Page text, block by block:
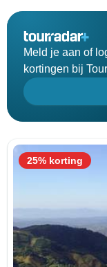
Meld je aan of
kortingen bij
25% korting